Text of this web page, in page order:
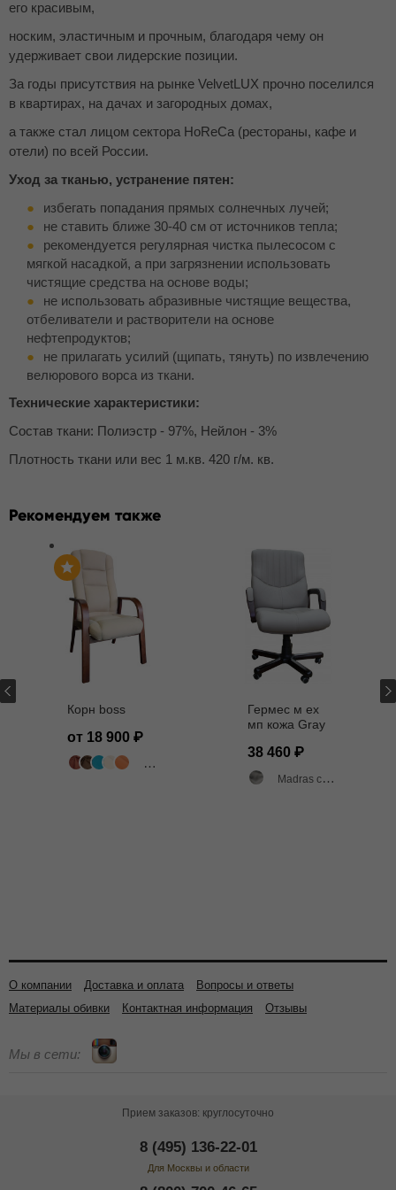
его красивым,
носким, эластичным и прочным, благодаря чему он
удерживает свои лидерские позиции.
За годы присутствия на рынке VelvetLUX прочно поселился
в квартирах, на дачах и загородных домах,
а также стал лицом сектора HoReCa (рестораны, кафе и
отели) по всей России.
Уход за тканью, устранение пятен:
избегать попадания прямых солнечных лучей;
не ставить ближе 30-40 см от источников тепла;
рекомендуется регулярная чистка пылесосом с
мягкой насадкой, а при загрязнении использовать
чистящие средства на основе воды;
не использовать абразивные чистящие вещества,
отбеливатели и растворители на основе
нефтепродуктов;
не прилагать усилий (щипать, тянуть) по извлечению
велюрового ворса из ткани.
Технические характеристики:
Состав ткани: Полиэстр - 97%, Нейлон - 3%
Плотность ткани или вес 1 м.кв. 420 г/м. кв.
Рекомендуем также
Корн boss
от 18 900
503 цвета
Гермес м ех
мп кожа Gray
38 460
Madras серый матовый
О компании Доставка и оплата
Вопросы и ответы
Материалы обивки
Контактная информация Отзывы
Мы в сети:
Прием заказов: круглосуточно
8 (495) 136-22-01
Для Москвы и области